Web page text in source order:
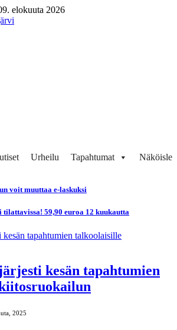
elokuuta 2026
Urheilu Tapahtumat
voit muuttaa e-laskuksi
59,90 euroa 12 kuukautta
kesän tapahtumien
2025